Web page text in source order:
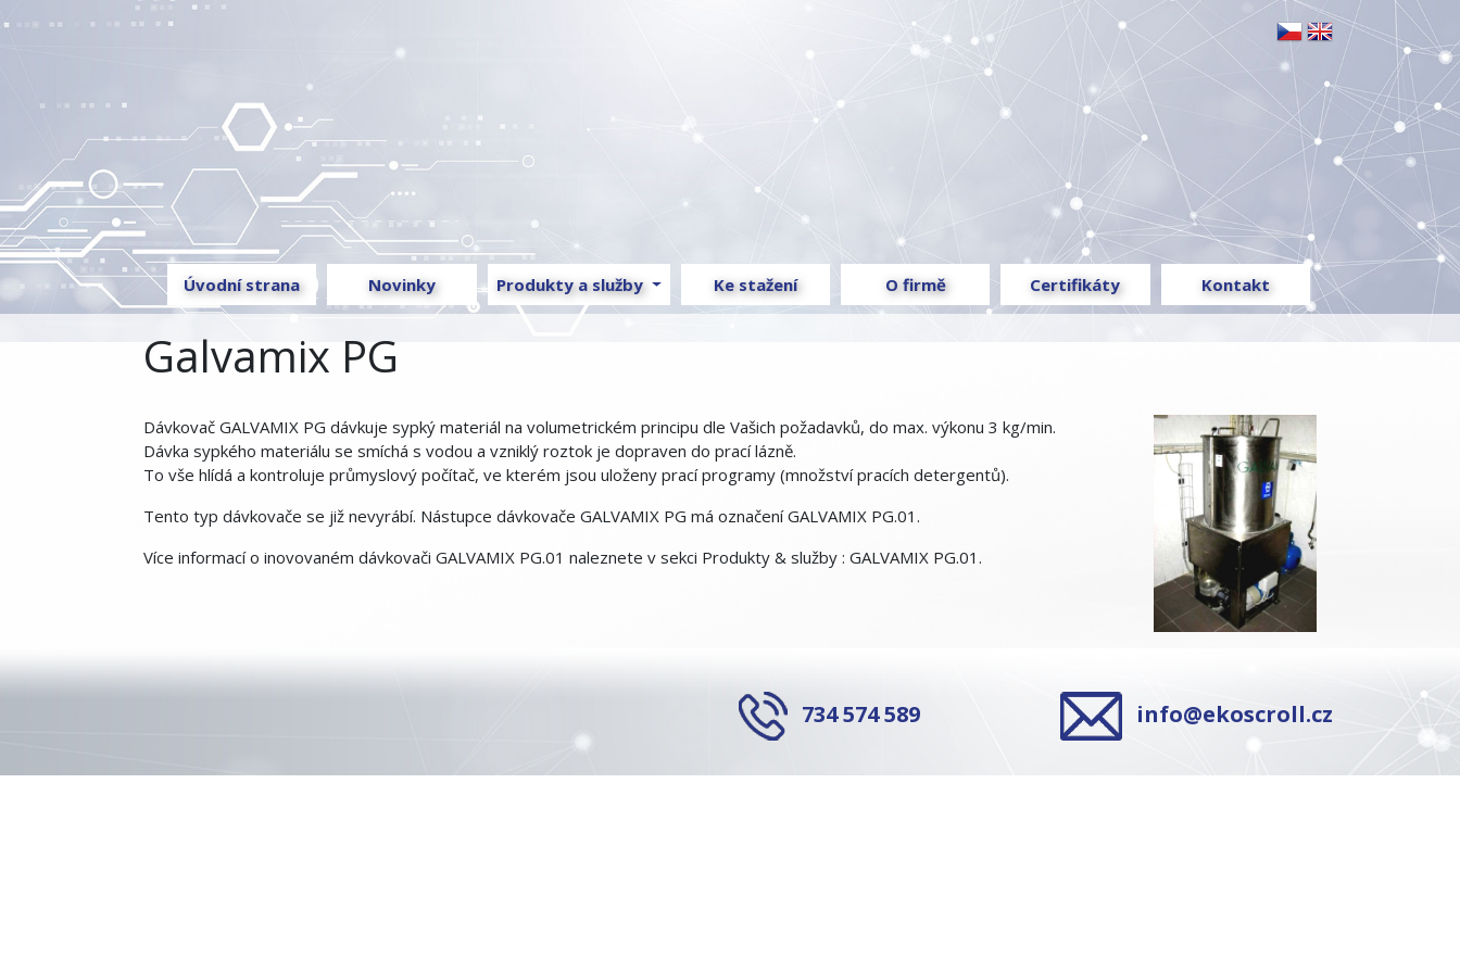
Úvodní strana Novinky Produkty a služby Ke stažení O firmě Certifikáty Kontakt
Galvamix PG
Dávkovač GALVAMIX PG dávkuje sypký materiál na volumetrickém principu dle Vašich požadavků, do max. výkonu 3 kg/min.
Dávka sypkého materiálu se smíchá s vodou a vzniklý roztok je dopraven do prací lázně.
To vše hlídá a kontroluje průmyslový počítač, ve kterém jsou uloženy prací programy (množství pracích detergentů).
Tento typ dávkovače se již nevyrábí. Nástupce dávkovače GALVAMIX PG má označení GALVAMIX PG.01.
Více informací o inovovaném dávkovači GALVAMIX PG.01 naleznete v sekci Produkty & služby : GALVAMIX PG.01 .
734 574 589 info@ekoscroll.cz